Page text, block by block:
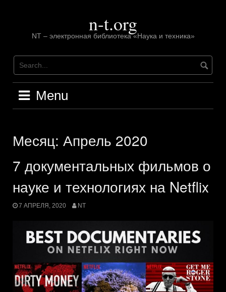
n-t.org
NT – электронная библиотека «Наука и техника»
Menu
Месяц: Апрель 2020
7 документальных фильмов о
науке и технологиях на Netflix
7 АПРЕЛЯ, 2020 NT